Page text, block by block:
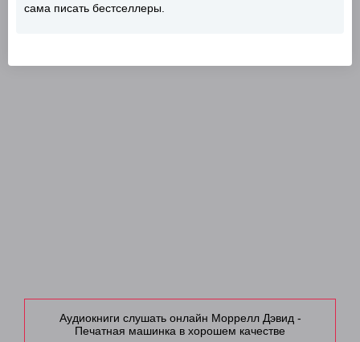
сама писать бестселлеры.
Аудиокниги слушать онлайн Моррелл Дэвид -
Печатная машинка в хорошем качестве